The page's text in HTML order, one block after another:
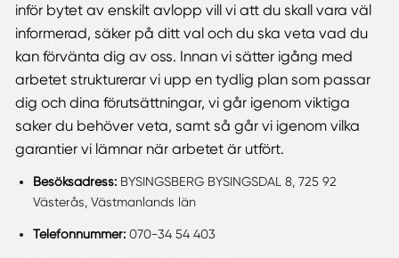
inför bytet av enskilt avlopp vill vi att du skall vara väl
informerad, säker på ditt val och du ska veta vad du
kan förvänta dig av oss. Innan vi sätter igång med
arbetet strukturerar vi upp en tydlig plan som passar
dig och dina förutsättningar, vi går igenom viktiga
saker du behöver veta, samt så går vi igenom vilka
garantier vi lämnar när arbetet är utfört.
Besöksadress: BYSINGSBERG BYSINGSDAL 8, 725 92
Västerås, Västmanlands län
Telefonnummer: 070-34 54 403